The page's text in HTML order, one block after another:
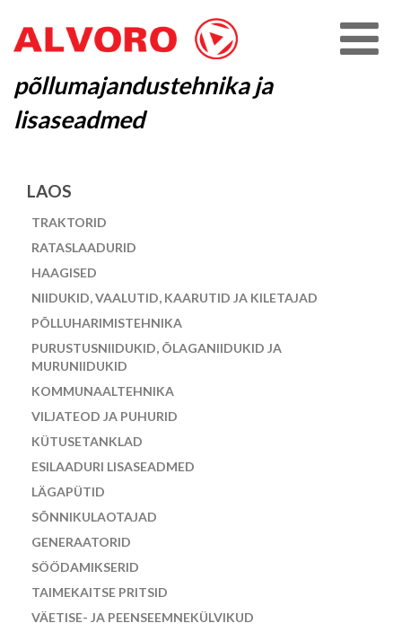
põllumajandustehnika ja
lisaseadmed
LAOS
TRAKTORID
RATASLAADURID
HAAGISED
NIIDUKID, VAALUTID, KAARUTID JA KILETAJAD
PÕLLUHARIMISTEHNIKA
PURUSTUSNIIDUKID, ÕLAGANIIDUKID JA
MURUNIIDUKID
KOMMUNAALTEHNIKA
VILJATEOD JA PUHURID
KÜTUSETANKLAD
ESILAADURI LISASEADMED
LÄGAPÜTID
SÕNNIKULAOTAJAD
GENERAATORID
SÖÖDAMIKSERID
TAIMEKAITSE PRITSID
VÄETISE- JA PEENSEEMNEKÜLVIKUD